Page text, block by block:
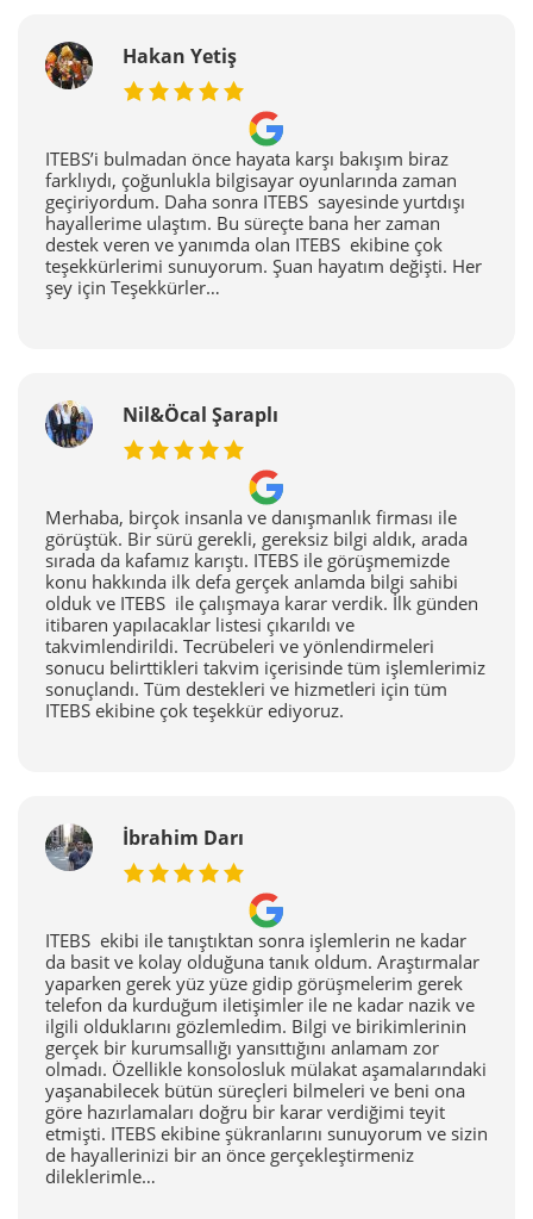
Hakan Yetiş
ITEBS’i bulmadan önce hayata karşı bakışım biraz
farklıydı, çoğunlukla bilgisayar oyunlarında zaman
geçiriyordum. Daha sonra ITEBS sayesinde yurtdışı
hayallerime ulaştım. Bu süreçte bana her zaman
destek veren ve yanımda olan ITEBS ekibine çok
teşekkürlerimi sunuyorum. Şuan hayatım değişti. Her
şey için Teşekkürler…
Nil&Öcal Şaraplı
Merhaba, birçok insanla ve danışmanlık firması ile
görüştük. Bir sürü gerekli, gereksiz bilgi aldık, arada
sırada da kafamız karıştı. ITEBS ile görüşmemizde
konu hakkında ilk defa gerçek anlamda bilgi sahibi
olduk ve ITEBS ile çalışmaya karar verdik. İlk günden
itibaren yapılacaklar listesi çıkarıldı ve
takvimlendirildi. Tecrübeleri ve yönlendirmeleri
sonucu belirttikleri takvim içerisinde tüm işlemlerimiz
sonuçlandı. Tüm destekleri ve hizmetleri için tüm
ITEBS ekibine çok teşekkür ediyoruz.
İbrahim Darı
ITEBS ekibi ile tanıştıktan sonra işlemlerin ne kadar
da basit ve kolay olduğuna tanık oldum. Araştırmalar
yaparken gerek yüz yüze gidip görüşmelerim gerek
telefon da kurduğum iletişimler ile ne kadar nazik ve
ilgili olduklarını gözlemledim. Bilgi ve birikimlerinin
gerçek bir kurumsallığı yansıttığını anlamam zor
olmadı. Özellikle konsolosluk mülakat aşamalarındaki
yaşanabilecek bütün süreçleri bilmeleri ve beni ona
göre hazırlamaları doğru bir karar verdiğimi teyit
etmişti. ITEBS ekibine şükranlarını sunuyorum ve sizin
de hayallerinizi bir an önce gerçekleştirmeniz
dileklerimle…